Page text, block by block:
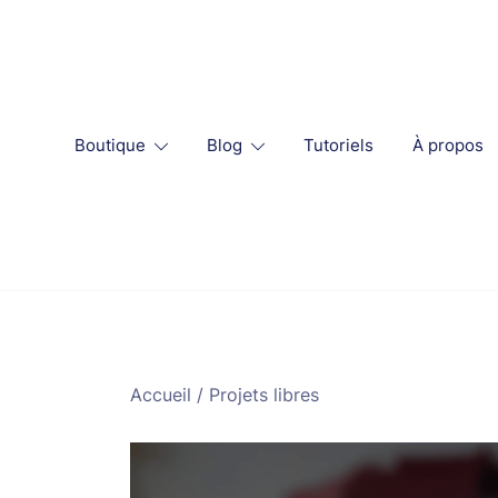
Boutique Blog Tutoriels À propos
Accueil / Projets libres